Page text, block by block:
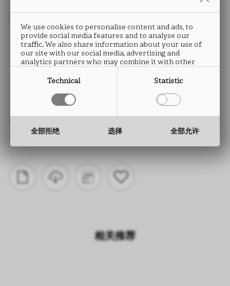
PORO NOCE
LS79
类型： ABS封边条
厚度： 0.5 至 2.0 mm
相关推荐
We use cookies to personalise content and ads, to
provide social media features and to analyse our
traffic. We also share information about your use of
our site with our social media, advertising and
analytics partners who may combine it with other
they have collected from your use of their services.
Technical Statistic
全部拒绝 选择 全部允许